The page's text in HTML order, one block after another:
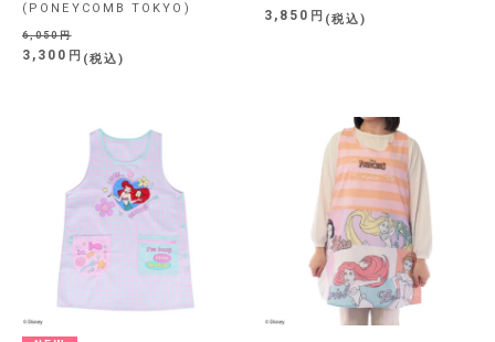
(PONEYCOMB TOKYO)
6,050
3,300 税込
3,850 税込